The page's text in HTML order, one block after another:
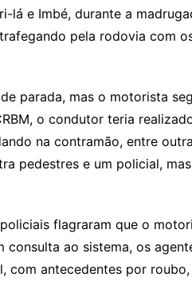
lá e Imbé, durante a
pela rodovia com
parada, mas o motorista
o condutor teria
na contramão, entre
pedestres e um policial,
flagraram que o
consulta ao sistema, os
com antecedentes por